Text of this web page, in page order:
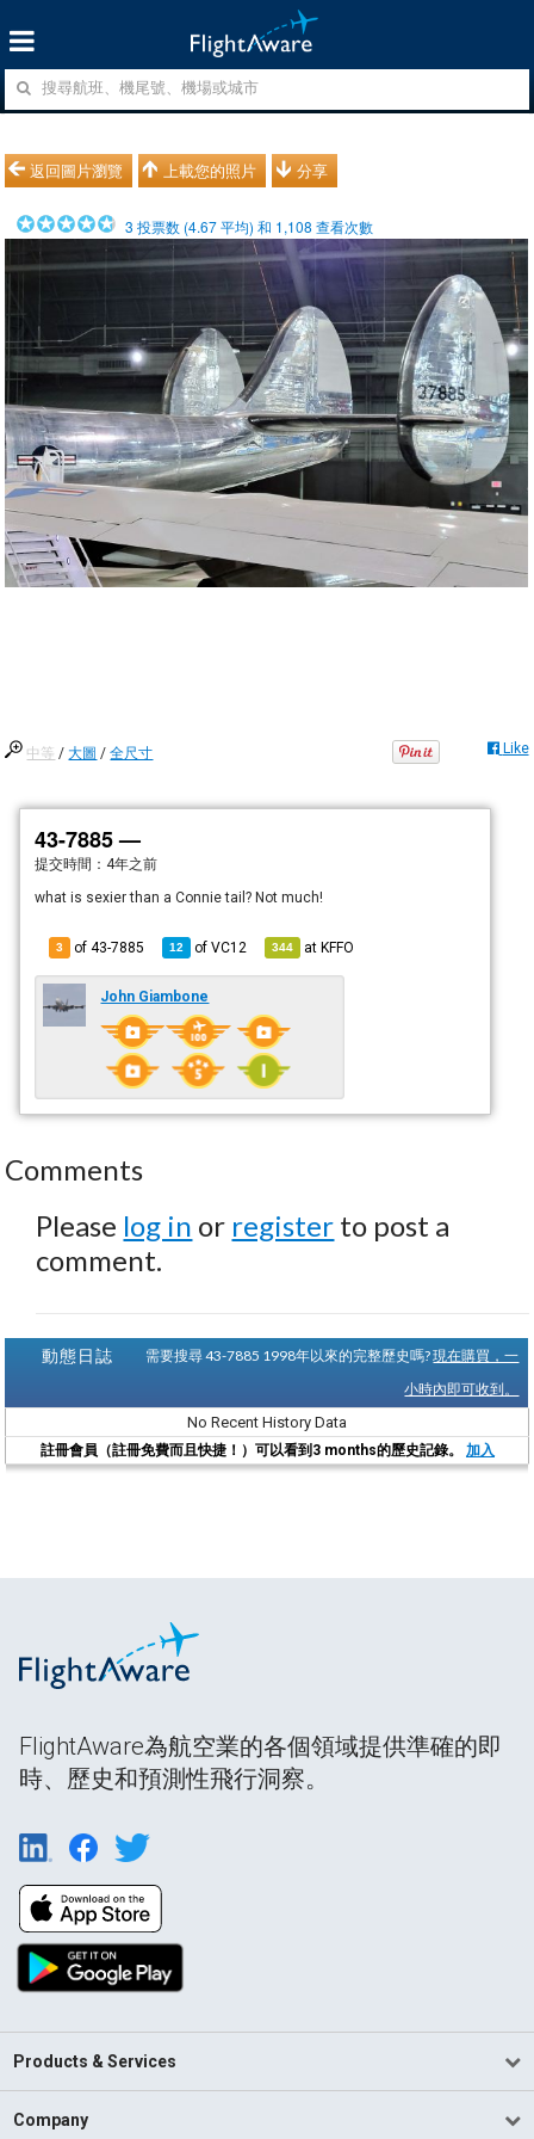
返回圖片瀏覽 上載您的照片 分享
3 投票数 (4.67平均) 和 1,108 查看次數
中等 /大圖 /全尺寸 Like
43-7885 —
提交時間： 4年之前
what is sexier than a Connie tail? Not much!
3 of 43-7885 12 ofVC12 344 atKFFO
John Giambone
Comments
Please log in or register to post a
comment.
動態日誌 需要搜尋 43-7885 1998年以來的完整歷史嗎?現在購買，一
小時內即可收到。
No Recent History Data
註冊會員（註冊免費而且快捷！）可以看到3 months的歷史記錄。 加入
FlightAware為航空業的各個領域提供準確的即
時、歷史和預測性飛行洞察。
Products & Services
Company